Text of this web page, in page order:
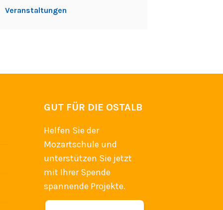
Veranstaltungen
GUT FÜR DIE OSTALB
Helfen Sie der
Mozartschule und
unterstützen Sie jetzt
mit Ihrer Spende
spannende Projekte.